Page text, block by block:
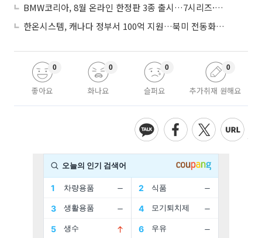
BMW코리아, 8월 온라인 한정판 3종 출시…7시리즈·X7·M340i 투어링
한온시스템, 캐나다 정부서 100억 지원…북미 전동화 시장 가속
좋아요
0
화나요
0
슬퍼요
0
추가취재 원해요
0